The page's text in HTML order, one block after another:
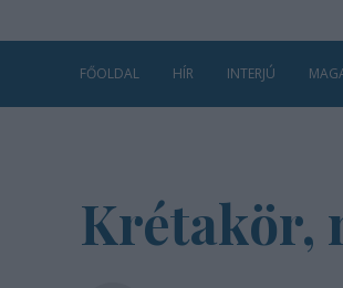
FŐOLDAL HÍR INTERJÚ
Krétakör,